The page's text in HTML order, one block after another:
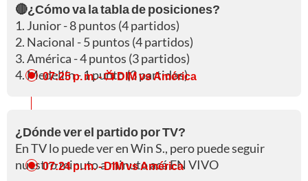
🔴¿Cómo va la tabla de posiciones?
1. Junior - 8 puntos (4 partidos)
2. Nacional - 5 puntos (4 partidos)
3. América - 4 puntos (3 partidos)
4. Medellín - 1 punto (3 partidos)
07:25 p. m.- 📺 DIM vs América
¿Dónde ver el partido por TV?
En TV lo puede ver en Win S., pero puede seguir
nuestro minuto a minuto acá EN VIVO
07:24 p. m.- DIM vs América